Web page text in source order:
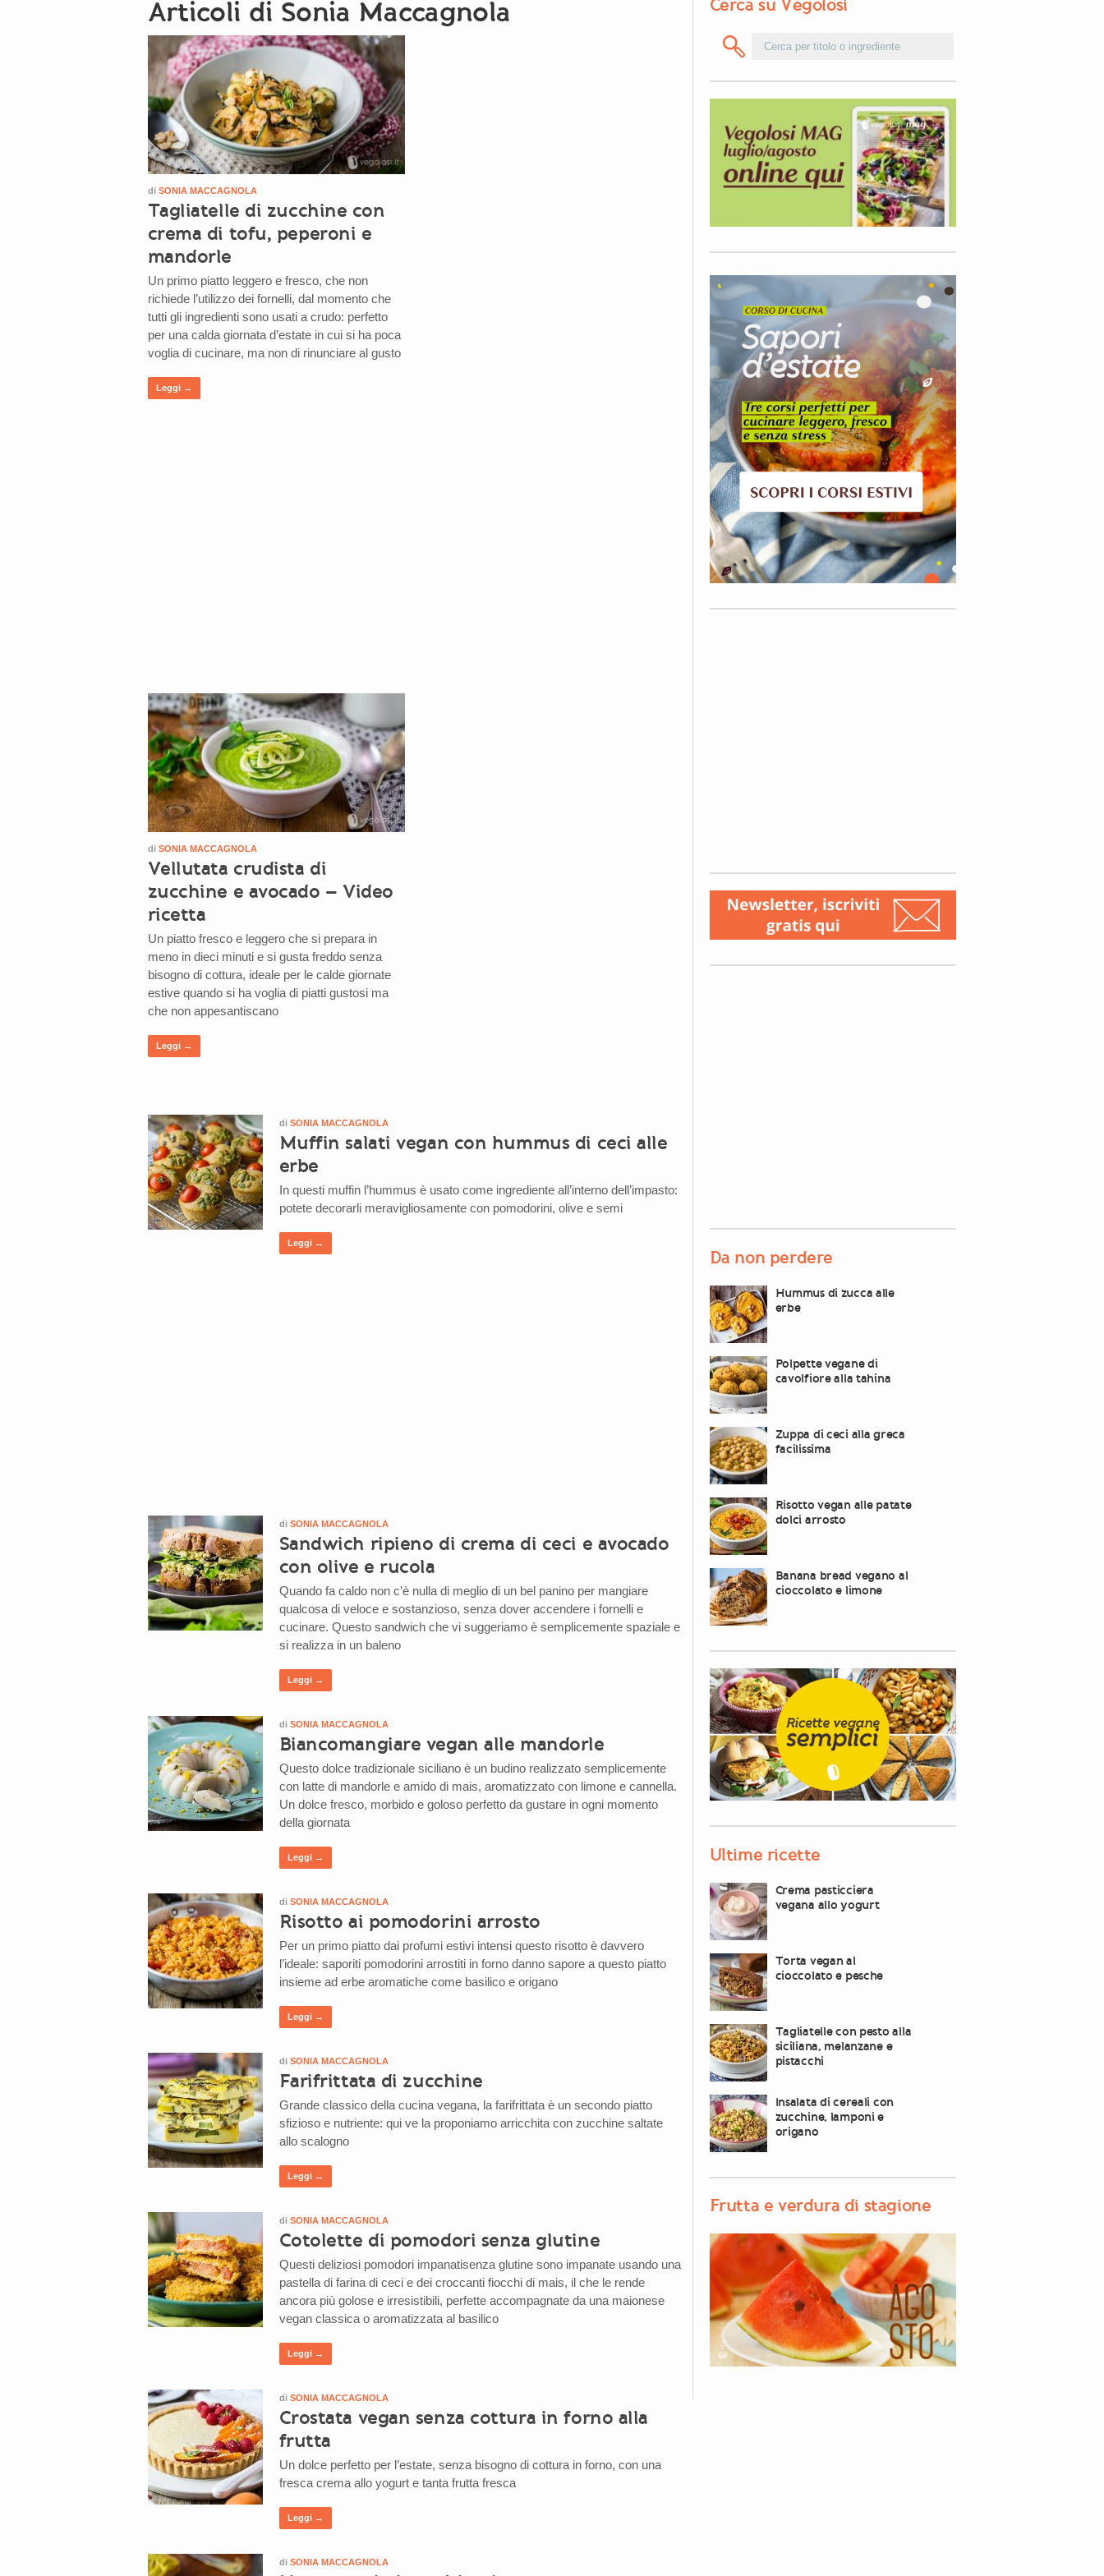
Articoli di Sonia Maccagnola
di SONIA MACCAGNOLA
Tagliatelle di zucchine con
crema di tofu, peperoni e
mandorle
Un primo piatto leggero e fresco, che non
richiede l’utilizzo dei fornelli, dal momento che
tutti gli ingredienti sono usati a crudo: perfetto
per una calda giornata d’estate in cui si ha poca
voglia di cucinare, ma non di rinunciare al gusto
Leggi →
di SONIA MACCAGNOLA
Vellutata crudista di
zucchine e avocado – Video
ricetta
Un piatto fresco e leggero che si prepara in
meno in dieci minuti e si gusta freddo senza
bisogno di cottura, ideale per le calde giornate
estive quando si ha voglia di piatti gustosi ma
che non appesantiscano
Leggi →
di SONIA MACCAGNOLA
Muffin salati vegan con hummus di ceci alle
erbe
In questi muffin l’hummus è usato come ingrediente all’interno dell’impasto:
potete decorarli meravigliosamente con pomodorini, olive e semi
Leggi →
di SONIA MACCAGNOLA
Sandwich ripieno di crema di ceci e avocado
con olive e rucola
Quando fa caldo non c’è nulla di meglio di un bel panino per mangiare
qualcosa di veloce e sostanzioso, senza dover accendere i fornelli e
cucinare. Questo sandwich che vi suggeriamo è semplicemente spaziale e
si realizza in un baleno
Leggi →
di SONIA MACCAGNOLA
Biancomangiare vegan alle mandorle
Questo dolce tradizionale siciliano è un budino realizzato semplicemente
con latte di mandorle e amido di mais, aromatizzato con limone e cannella.
Un dolce fresco, morbido e goloso perfetto da gustare in ogni momento
della giornata
Leggi →
di SONIA MACCAGNOLA
Risotto ai pomodorini arrosto
Per un primo piatto dai profumi estivi intensi questo risotto è davvero
l’ideale: saporiti pomodorini arrostiti in forno danno sapore a questo piatto
insieme ad erbe aromatiche come basilico e origano
Leggi →
di SONIA MACCAGNOLA
Farifrittata di zucchine
Grande classico della cucina vegana, la farifrittata è un secondo piatto
sfizioso e nutriente: qui ve la proponiamo arricchita con zucchine saltate
allo scalogno
Leggi →
di SONIA MACCAGNOLA
Cotolette di pomodori senza glutine
Questi deliziosi pomodori impanatisenza glutine sono impanate usando una
pastella di farina di ceci e dei croccanti fiocchi di mais, il che le rende
ancora più golose e irresistibili, perfette accompagnate da una maionese
vegan classica o aromatizzata al basilico
Leggi →
di SONIA MACCAGNOLA
Crostata vegan senza cottura in forno alla
frutta
Un dolce perfetto per l’estate, senza bisogno di cottura in forno, con una
fresca crema allo yogurt e tanta frutta fresca
Leggi →
di SONIA MACCAGNOLA
Cerca su Vegolosi
Da non perdere
Hummus di zucca alle
erbe
Polpette vegane di
cavolfiore alla tahina
Zuppa di ceci alla greca
facilissima
Risotto vegan alle patate
dolci arrosto
Banana bread vegano al
cioccolato e limone
Ultime ricette
Crema pasticciera
vegana allo yogurt
Torta vegan al
cioccolato e pesche
Tagliatelle con pesto alla
siciliana, melanzane e
pistacchi
Insalata di cereali con
zucchine, lamponi e
origano
Frutta e verdura di stagione